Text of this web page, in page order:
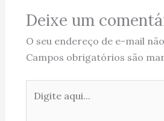
Deixe um
O seu endereço de e-mail
Campos obrigatórios são
aqui...